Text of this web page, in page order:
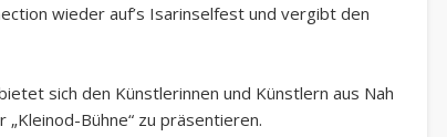
wieder auf’s Isarinselfest und vergibt den
sich den Künstlerinnen und Künstlern aus Nah
Bühne“ zu präsentieren.